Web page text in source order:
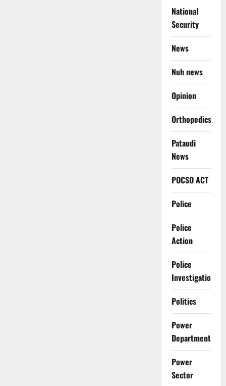
National
Security
News
Nuh news
Opinion
Orthopedics
Pataudi
News
POCSO ACT
Police
Police
Action
Police
Investigation
Politics
Power
Department
Power
Sector